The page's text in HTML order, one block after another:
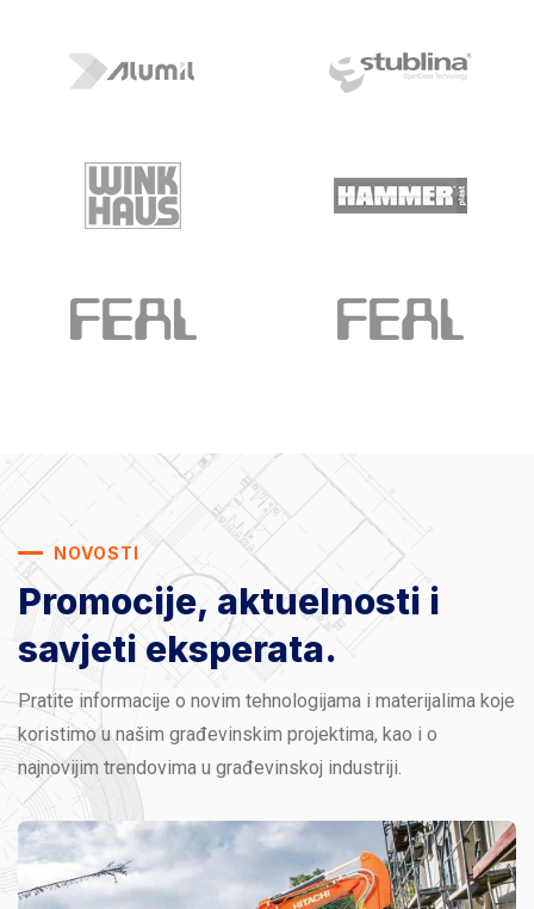
NOVOSTI
Promocije, aktuelnosti i
savjeti eksperata.
Pratite informacije o novim tehnologijama i materijalima koje
koristimo u našim građevinskim projektima, kao i o
najnovijim trendovima u građevinskoj industriji.